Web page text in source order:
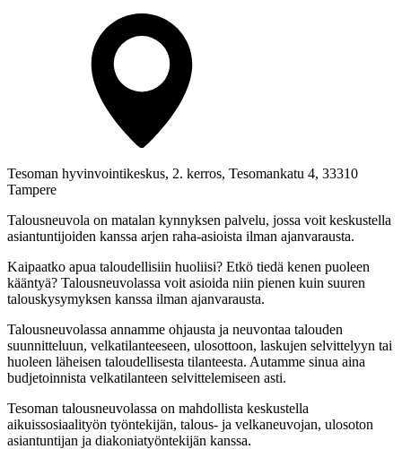
Tesoman hyvinvointikeskus, 2. kerros, Tesomankatu 4, 33310
Tampere
Talousneuvola on matalan kynnyksen palvelu, jossa voit keskustella
asiantuntijoiden kanssa arjen raha-asioista ilman ajanvarausta.
Kaipaatko apua taloudellisiin huoliisi? Etkö tiedä kenen puoleen
kääntyä? Talousneuvolassa voit asioida niin pienen kuin suuren
talouskysymyksen kanssa ilman ajanvarausta.
Talousneuvolassa annamme ohjausta ja neuvontaa talouden
suunnitteluun, velkatilanteeseen, ulosottoon, laskujen selvittelyyn tai
huoleen läheisen taloudellisesta tilanteesta. Autamme sinua aina
budjetoinnista velkatilanteen selvittelemiseen asti.
Tesoman talousneuvolassa on mahdollista keskustella
aikuissosiaalityön työntekijän, talous- ja velkaneuvojan, ulosoton
asiantuntijan ja diakoniatyöntekijän kanssa.